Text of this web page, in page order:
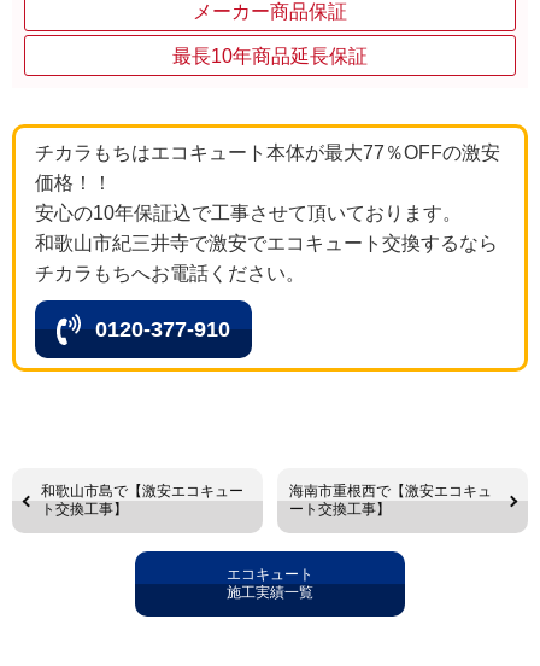
メーカー商品保証
最長10年商品延長保証
チカラもちはエコキュート本体が最大77％OFFの激安
価格！！
安心の10年保証込で工事させて頂いております。
和歌山市紀三井寺で激安でエコキュート交換するなら
チカラもちへお電話ください。
0120-377-910
和歌山市島で【激安エコキュー
ト交換工事】
海南市重根西で【激安エコキュ
ート交換工事】
エコキュート
施工実績一覧